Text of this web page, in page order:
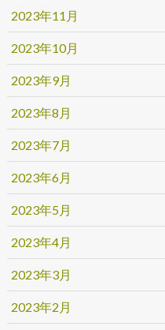
2023年11月
2023年10月
2023年9月
2023年8月
2023年7月
2023年6月
2023年5月
2023年4月
2023年3月
2023年2月